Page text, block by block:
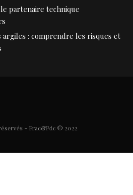
partenaire technique
: comprendre les risques et
- Frac&Pdc © 2022